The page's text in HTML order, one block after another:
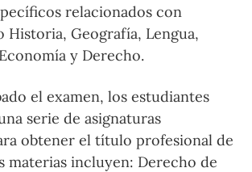
relacionados con
Historia, Geografía, Lengua,
y Derecho.
el examen, los estudiantes
serie de asignaturas
obtener el título profesional de
materias incluyen: Derecho de